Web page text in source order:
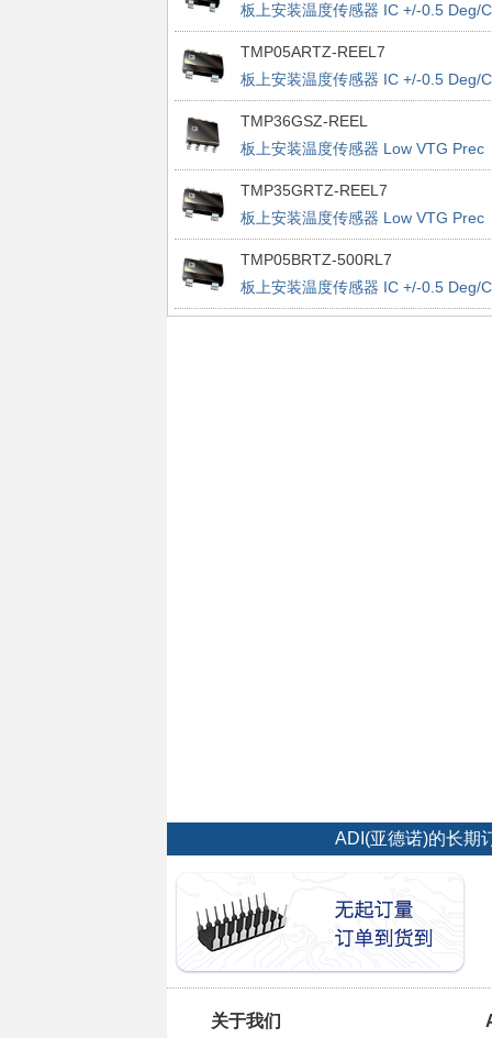
板上安装温度传感器 IC +/-0.5 Deg/C
Accurate PWM
TMP05ARTZ-REEL7
板上安装温度传感器 IC +/-0.5 Deg/C
Accurate PWM
TMP36GSZ-REEL
板上安装温度传感器 Low VTG Prec
Vout 2.7-5.5V
TMP35GRTZ-REEL7
板上安装温度传感器 Low VTG Prec
Vout 2.7-5.5V
TMP05BRTZ-500RL7
板上安装温度传感器 IC +/-0.5 Deg/C
Accurate PWM
ADI(亚德诺)的长期
关于我们